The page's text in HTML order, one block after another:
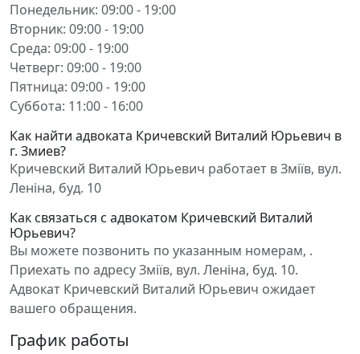
Понедельник: 09:00 - 19:00
Вторник: 09:00 - 19:00
Среда: 09:00 - 19:00
Четверг: 09:00 - 19:00
Пятница: 09:00 - 19:00
Суббота: 11:00 - 16:00
Как найти адвоката Кричевский Виталий Юрьевич в
г. Змиев?
Кричевский Виталий Юрьевич работает в Зміїв, вул.
Леніна, буд. 10
Как связаться с адвокатом Кричевский Виталий
Юрьевич?
Вы можете позвонить по указанным номерам, .
Приехать по адресу Зміїв, вул. Леніна, буд. 10.
Адвокат Кричевский Виталий Юрьевич ожидает
вашего обращения.
График работы